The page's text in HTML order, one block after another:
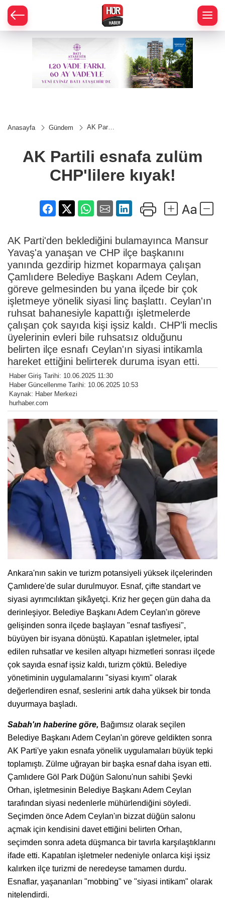
Anasayfa Gündem
AK Partili
CHP'lilere
kıyak!
AK Partili esnafa zulüm
CHP'lilere kıyak!
AK Parti'den beklediğini bulamayınca Mansur
Yavaş'a yanaşan ve CHP ilçe başkanını
yanında gezdirip hizmet koparmaya çalışan
Çamlıdere Belediye Başkanı Adem Ceylan,
göreve gelmesinden bu yana ilçede bir çok
işletmeye yönelik siyasi linç başlattı. Ceylan'ın
ruhsat bahanesiyle kapattığı işletmelerde
çalışan çok sayıda kişi işsiz kaldı. CHP'li meclis
üyelerinin evleri bile ruhsatsız olduğunu
belirten ilçe esnafı Ceylan'ın siyasi intikamla
hareket ettiğini belirterek duruma isyan etti.
Haber Giriş Tarihi: 10.06.2025 11:30
Haber Güncellenme Tarihi: 10.06.2025 10:53
Kaynak: Haber Merkezi
hurhaber.com
Ankara'nın sakin ve turizm potansiyeli yüksek ilçelerinden
Çamlıdere'de sular durulmuyor. Esnaf, çifte standart ve
siyasi ayrımcılıktan şikâyetçi. Kriz her geçen gün daha da
derinleşiyor. Belediye Başkanı Adem Ceylan'ın göreve
gelişinden sonra ilçede başlayan "esnaf tasfiyesi",
büyüyen bir isyana dönüştü. Kapatılan işletmeler, iptal
edilen ruhsatlar ve kesilen altyapı hizmetleri sonrası ilçede
çok sayıda esnaf işsiz kaldı, turizm çöktü. Belediye
yönetiminin uygulamalarını "siyasi kıyım" olarak
değerlendiren esnaf, seslerini artık daha yüksek bir tonda
duyurmaya başladı.
Sabah'ın haberine göre, Bağımsız olarak seçilen
Belediye Başkanı Adem Ceylan'ın göreve geldikten sonra
AK Parti'ye yakın esnafa yönelik uygulamaları büyük tepki
toplamıştı. Zülme uğrayan bir başka esnaf daha isyan etti.
Çamlıdere Göl Park Düğün Salonu'nun sahibi Şevki
Orhan, işletmesinin Belediye Başkanı Adem Ceylan
tarafından siyasi nedenlerle mühürlendiğini söyledi.
Seçimden önce Adem Ceylan'ın bizzat düğün salonu
açmak için kendisini davet ettiğini belirten Orhan,
seçimden sonra adeta düşmanca bir tavırla karşılaştıklarını
ifade etti. Kapatılan işletmeler nedeniyle onlarca kişi işsiz
kalırken ilçe turizmi de neredeyse tamamen durdu.
Esnaflar, yaşananları "mobbing" ve "siyasi intikam" olarak
nitelendirdi.